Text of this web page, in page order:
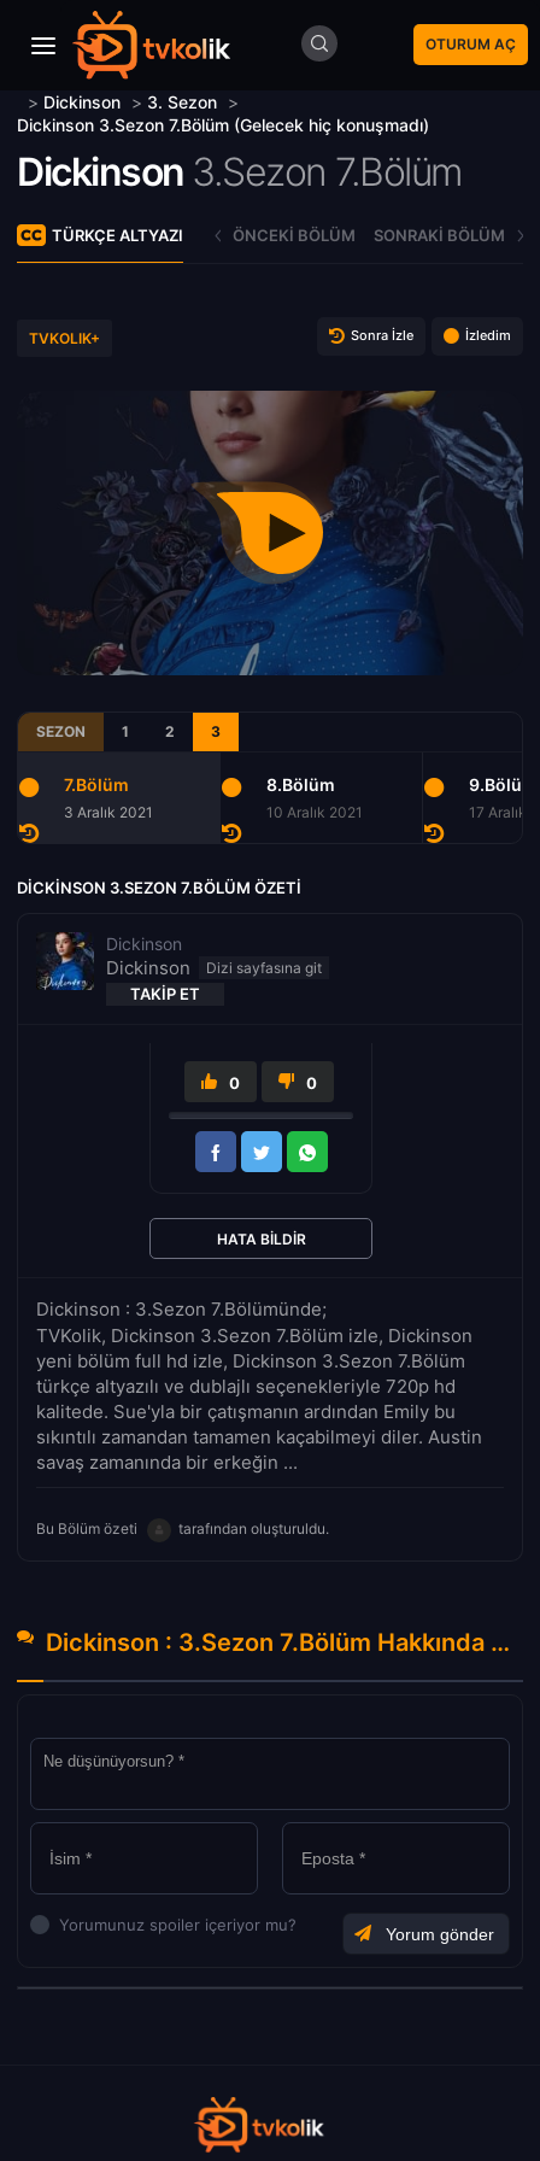
OTURUM AÇ
> Dickinson > 3. Sezon >
Dickinson 3.Sezon 7.Bölüm (Gelecek hiç konuşmadı)
Dickinson 3.Sezon 7.Bölüm
TÜRKÇE ALTYAZI ÖNCEKI BÖLÜM SONRAKI BÖLÜM
TVKOLIK+ Sonra İzle İzledim
SEZON 1 2 3
7.Bölüm
3 Aralık 2021
8.Bölüm
10 Aralık 2021
9.Bölüm
17 Aralık
DICKINSON 3.SEZON 7.BÖLÜM ÖZETI
Dickinson
Dickinson
TAKIP ET
Dickinson : 3.Sezon 7.Bölümünde;
TVKolik, Dickinson 3.Sezon 7.Bölüm izle, Dickinson
yeni bölüm full hd izle, Dickinson 3.Sezon 7.Bölüm
türkçe altyazılı ve dublajlı seçenekleriyle 720p hd
kalitede. Sue'yla bir çatışmanın ardından Emily bu
sıkıntılı zamandan tamamen kaçabilmeyi diler. Austin
savaş zamanında bir erkeğin ...
Bu Bölüm özeti tarafından oluşturuldu.
0 0
HATA BILDIR
Dickinson : 3.Sezon 7.Bölüm Hakkında Yorumlar
Yorumunuz spoiler içeriyor mu?